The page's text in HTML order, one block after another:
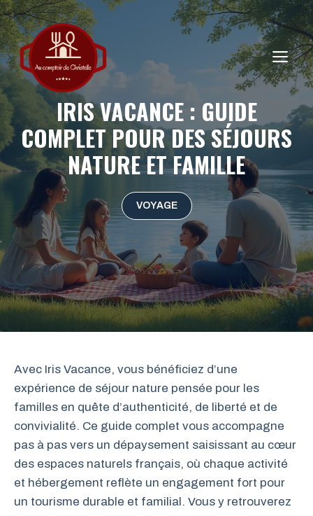
Aller
au
contenu
IRIS VACANCE : GUIDE
COMPLET POUR DES SÉJOURS
NATURE ET FAMILLE
VOYAGE
Avec Iris Vacance, vous bénéficiez d’une
expérience de séjour nature pensée pour les
familles en quête d’authenticité, de liberté et de
convivialité. Ce guide complet vous accompagne
pas à pas vers un dépaysement saisissant au cœur
des espaces naturels français, où chaque activité
et hébergement reflète un engagement fort pour
un tourisme durable et familial. Vous y retrouverez